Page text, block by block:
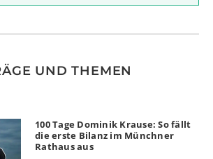
UND THEMEN
100 Tage Dominik Krause: So fällt
die erste Bilanz im Münchner
Rathaus aus